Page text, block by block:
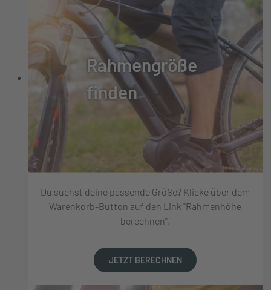
Rahmengröße
finden
Du suchst deine passende Größe? Klicke über dem
Warenkorb-Button auf den Link "Rahmenhöhe
berechnen".
JETZT BERECHNEN